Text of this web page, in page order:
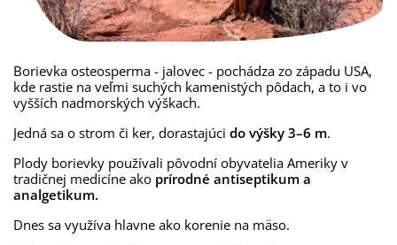
Borievka osteosperma - jalovec - pochádza zo západu USA,
kde rastie na veľmi suchých kamenistých pôdach, a to i vo
vyšších nadmorských výškach.
Jedná sa o strom či ker, dorastajúci do výšky 3–6 m.
Plody borievky používali pôvodní obyvatelia Ameriky v
tradičnej medicíne ako prírodné antiseptikum a
analgetikum.
Dnes sa využíva hlavne ako korenie na mäso.